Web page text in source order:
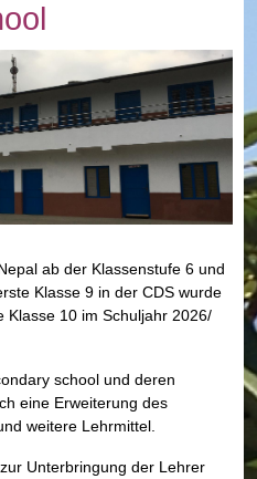
ab der Klassenstufe 6 und
Klasse 9 in der CDS wurde
Klasse 10 im Schuljahr 2026/
school und deren
eine Erweiterung des
weitere Lehrmittel.
Unterbringung der Lehrer